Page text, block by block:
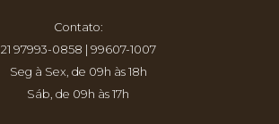
Contato:
21 97993-0858 | 99607-1007
Seg à Sex, de 09h às 18h
Sáb, de 09h às 17h